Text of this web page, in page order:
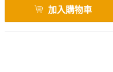
加入購物車